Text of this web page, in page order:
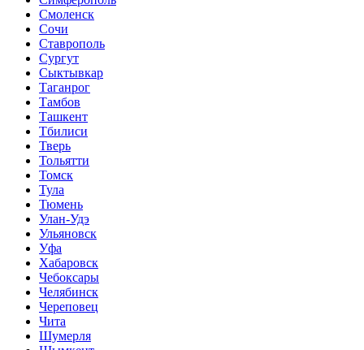
Смоленск
Сочи
Ставрополь
Сургут
Сыктывкар
Таганрог
Тамбов
Ташкент
Тбилиси
Тверь
Тольятти
Томск
Тула
Тюмень
Улан-Удэ
Ульяновск
Уфа
Хабаровск
Чебоксары
Челябинск
Череповец
Чита
Шумерля